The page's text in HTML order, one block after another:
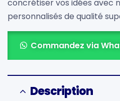
concrétiser vos idées avec
personnalisés de qualité
Commandez via
Description